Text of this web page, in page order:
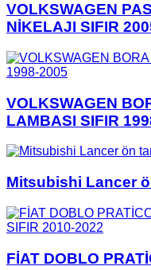
VOLKSWAGEN
NİKELAJI SIFIR
VOLKSWAGEN
LAMBASI SIFIR
Mitsubishi Lancer
FİAT DOBLO